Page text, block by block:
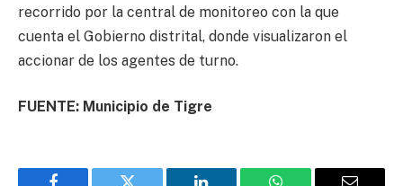
recorrido por la central de monitoreo con la que
cuenta el Gobierno distrital, donde visualizaron el
accionar de los agentes de turno.
FUENTE: Municipio de Tigre